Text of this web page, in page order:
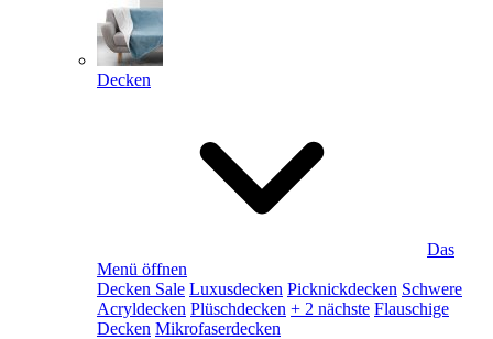
Decken
Das
Menü öffnen
Decken Sale Luxusdecken Picknickdecken Schwere
Acryldecken Plüschdecken + 2 nächste Flauschige
Decken Mikrofaserdecken